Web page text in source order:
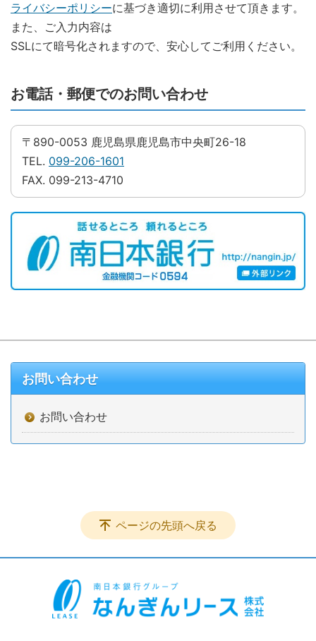
ライバシーポリシーに基づき適切に利用させて頂きます。
また、ご入力内容は
SSLにて暗号化されますので、安心してご利用ください。
お電話・郵便でのお問い合わせ
〒890-0053 鹿児島県鹿児島市中央町26-18
TEL. 099-206-1601
FAX. 099-213-4710
お問い合わせ
お問い合わせ
ページの先頭へ戻る